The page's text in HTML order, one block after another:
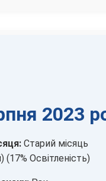
2023
Старий місяць
Освітленість)